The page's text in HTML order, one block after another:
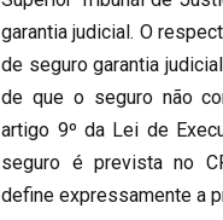
garantia judicial. O
de seguro garantia
de que o seguro não
artigo 9º da Lei de
seguro é prevista no
define expressamente a